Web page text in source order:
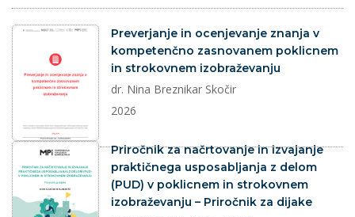
dokument
Preverjanje in ocenjevanje znanja v
kompetenčno zasnovanem poklicnem
in strokovnem izobraževanju
dr. Nina Breznikar Skočir
2026
dokument
Priročnik za načrtovanje in izvajanje
praktičnega usposabljanja z delom
(PUD) v poklicnem in strokovnem
izobraževanju – Priročnik za dijake